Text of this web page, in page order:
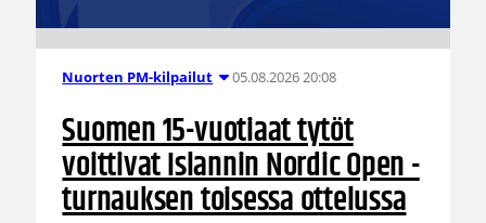
Nuorten PM-kilpailut 05.08.2026 20:08
Suomen 15-vuotiaat tytöt
voittivat Islannin Nordic Open -
turnauksen toisessa ottelussa